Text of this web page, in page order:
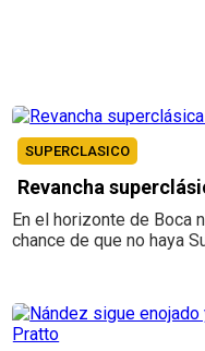
SUPERCLASICO
Revancha
En el horizonte de Boca
chance de que no haya